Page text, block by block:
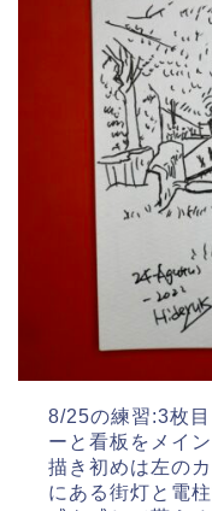
8/25の練習:3枚
ーと看板をメイ
描き初めは左の
にある街灯と電